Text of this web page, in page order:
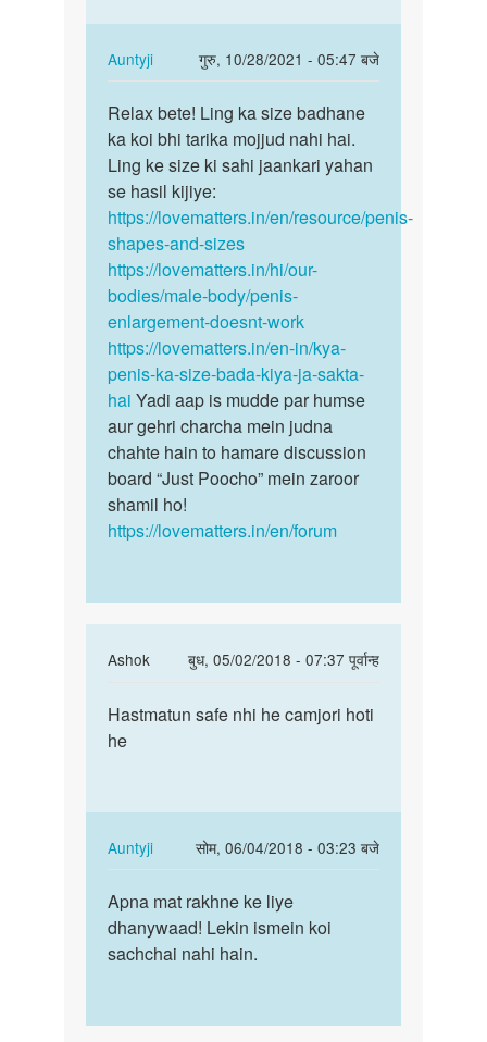
khada
hota
by
mahesh
aur
mota
krna…
Auntyji
गुरु, 10/28/2021 - 05:47 बजे
In
reply
to
Mere
land
ko
aur
mota
krna…
by
Roshan
Relax
bete!
Ling
ka
size…
Relax bete! Ling ka size badhane
ka koi bhi tarika mojjud nahi hai.
Ling ke size ki sahi jaankari yahan
se hasil kijiye:
https://lovematters.in/en/resource/penis-
shapes-and-sizes
https://lovematters.in/hi/our-
bodies/male-body/penis-
enlargement-doesnt-work
https://lovematters.in/en-in/kya-
penis-ka-size-bada-kiya-ja-sakta-
hai Yadi aap is mudde par humse
aur gehri charcha mein judna
chahte hain to hamare discussion
board “Just Poocho” mein zaroor
shamil ho!
https://lovematters.in/en/forum
Ashok
बुध, 05/02/2018 - 07:37 पूर्वान्ह
to
ek
safe
by
Auntyji
Hastmatun
safe
Hastmatun safe nhi he camjori hoti
he
Auntyji
सोम, 06/04/2018 - 03:23 बजे
In
reply
to
Hastmatun
safe
by
Apna
mat
rakhne
Apna mat rakhne ke liye
dhanywaad! Lekin ismein koi
sachchai nahi hain.